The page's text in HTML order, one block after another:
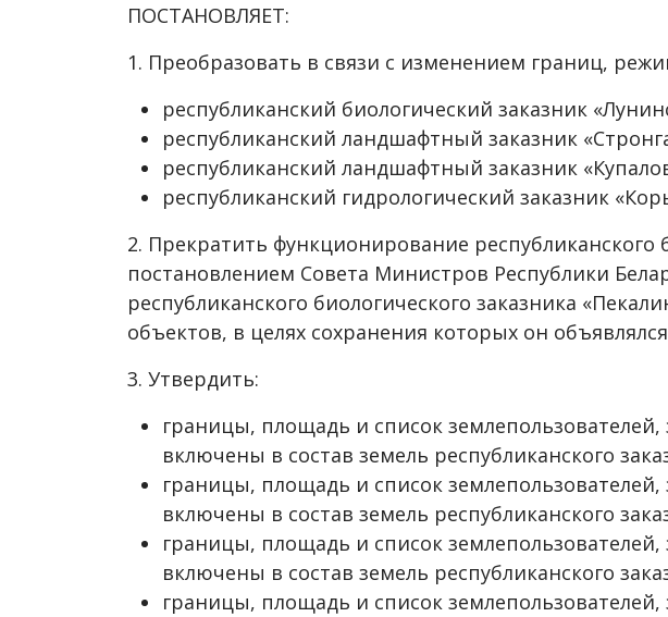
ПОСТАНОВЛЯЕТ:
1. Преобразовать в связи с изменением границ,
республиканский биологический заказник
республиканский ландшафтный заказник
республиканский ландшафтный заказник
республиканский гидрологический заказник
2. Прекратить функционирование республиканского
постановлением Совета Министров Республики
республиканского биологического заказника
объектов, в целях сохранения которых он
3. Утвердить:
границы, площадь и список
включены в состав земель республиканского
границы, площадь и список
включены в состав земель республиканского
границы, площадь и список
включены в состав земель республиканского
границы, площадь и список